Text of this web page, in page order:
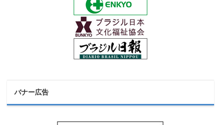
バナー広告